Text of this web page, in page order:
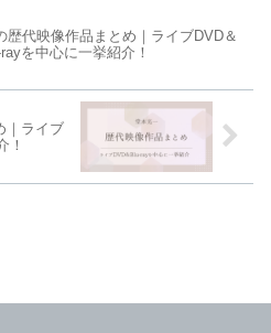
歴代映像作品まとめ｜ライブDVD＆
を中心に一挙紹介！
｜ライブ
！